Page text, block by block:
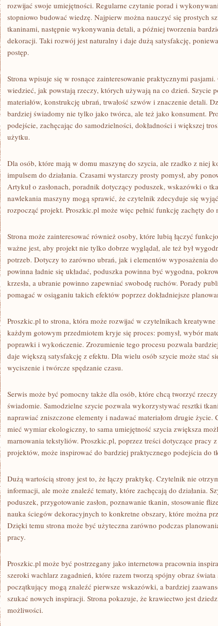
rozwijać swoje umiejętności. Regularne czytanie porad i
stopniowo budować wiedzę. Najpierw można nauczyć się prostych
tkaninami, następnie wykonywania detali, a później tworzenia
dekoracji. Taki rozwój jest naturalny i daje dużą satysfakcję,
postęp.
Strona wpisuje się w rosnące zainteresowanie praktycznymi
wiedzieć, jak powstają rzeczy, których używają na co dzień. Szycie
materiałów, konstrukcję ubrań, trwałość szwów i znaczenie detali.
bardziej świadomy nie tylko jako twórca, ale też jako konsument.
podejście, zachęcając do samodzielności, dokładności i większej
użytku.
Dla osób, które mają w domu maszynę do szycia, ale rzadko z niej
impulsem do działania. Czasami wystarczy prosty pomysł, aby
Artykuł o zasłonach, poradnik dotyczący poduszek, wskazówki o
nawlekania maszyny mogą sprawić, że czytelnik zdecyduje się
rozpocząć projekt. Proszkic.pl może więc pełnić funkcję zachęty do
Strona może zainteresować również osoby, które lubią łączyć
ważne jest, aby projekt nie tylko dobrze wyglądał, ale też był
potrzeb. Dotyczy to zarówno ubrań, jak i elementów wyposażenia
powinna ładnie się układać, poduszka powinna być wygodna,
krzesła, a ubranie powinno zapewniać swobodę ruchów. Porady
pomagać w osiąganiu takich efektów poprzez dokładniejsze
Proszkic.pl to strona, która może rozwijać w czytelnikach kreatywne
każdym gotowym przedmiotem kryje się proces: pomysł, wybór
poprawki i wykończenie. Zrozumienie tego procesu pozwala
daje większą satysfakcję z efektu. Dla wielu osób szycie może stać
wyciszenie i twórcze spędzanie czasu.
Serwis może być pomocny także dla osób, które chcą tworzyć
świadomie. Samodzielne szycie pozwala wykorzystywać resztki
naprawiać zniszczone elementy i nadawać materiałom drugie
mieć wymiar ekologiczny, to sama umiejętność szycia zwiększa
marnowania tekstyliów. Proszkic.pl, poprzez treści dotyczące pracy
projektów, może inspirować do bardziej praktycznego podejścia do
Dużą wartością strony jest to, że łączy praktykę. Czytelnik nie
informacji, ale może znaleźć tematy, które zachęcają do działania.
poduszek, przygotowanie zasłon, poznawanie tkanin, stosowanie
nauka ściegów dekoracyjnych to konkretne obszary, które można
Dzięki temu strona może być użyteczna zarówno podczas
pracy.
Proszkic.pl może być postrzegany jako internetowa pracownia
szeroki wachlarz zagadnień, które razem tworzą spójny obraz
początkujący mogą znaleźć pierwsze wskazówki, a bardziej
szukać nowych inspiracji. Strona pokazuje, że krawiectwo jest
możliwości.